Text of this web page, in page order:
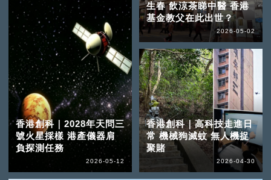
香港創科｜2028年天問三
號火星採樣 港產儀器肩
負探測任務
2026-05-12
生春 飲涼茶睇中醫 香港
基金教父在此出世？
2026-05-02
香港創科｜高科技走進日
常 機械狗滅蚊 無人機捉
聚賭
2026-04-30